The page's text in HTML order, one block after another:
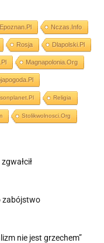
Epoznan.pl Nczas.info
Rosja Dlapolski.pl
Magnapolonia.org
Religia
Stolikwolnosci.org
zabójstwo
nie jest grzechem”